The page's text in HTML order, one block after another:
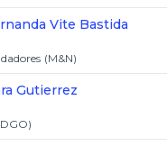
Vite Bastida
(M&N)
Gutierrez
DGO)